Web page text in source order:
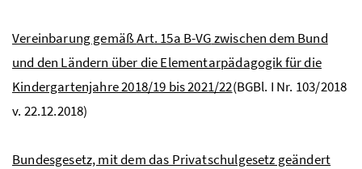
Vereinbarung gemäßArt. 15a B-VGzwischen dem Bund
und den Ländern über die Elementarpädagogik für die
Kindergartenjahre 2018/19 bis 2021/22(BGBl. I Nr. 103/2018
v. 22.12.2018)
Bundesgesetz, mit dem das Privatschulgesetz geändert